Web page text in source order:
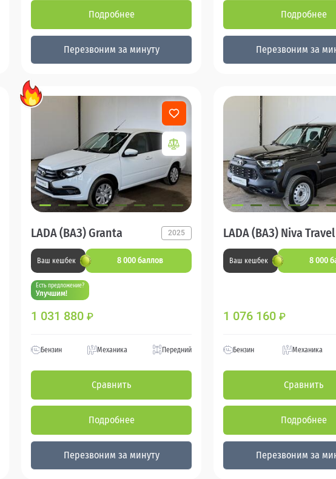
Подробнее
Перезвоним за минуту
Подробнее
Перезвоним за
LADA (ВАЗ) Granta 2025
Ваш кешбек 8 000 баллов
Есть предложение?
Улучшим!
1 031 880 ₽
Бензин Механика Передний
Сравнить
Подробнее
Перезвоним за минуту
LADA (ВАЗ) Niva Travel
Ваш кешбек 8 000
1 076 160 ₽
Бензин Механика
Сравнить
Подробнее
Перезвоним за